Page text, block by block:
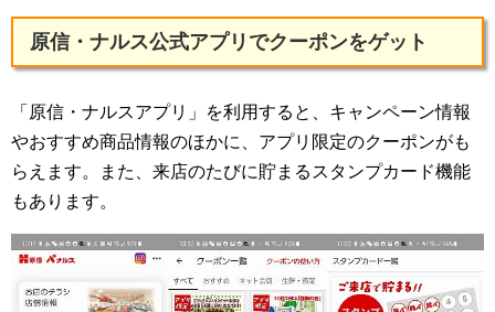
原信・ナルス公式アプリでクーポンをゲット
「原信・ナルスアプリ」を利用すると、キャンペーン情報
やおすすめ商品情報のほかに、アプリ限定のクーポンがも
らえます。また、来店のたびに貯まるスタンプカード機能
もあります。